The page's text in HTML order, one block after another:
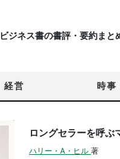
ビジネス書の書評・要約まと
経営 時事
ロングセラーを呼ぶ
ハリー・A・ヒル 著